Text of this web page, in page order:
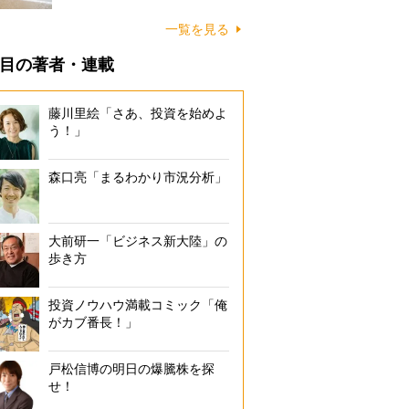
一覧を見る
の著者・連載
藤川里絵「さあ、投資を始めよ
う！」
森口亮「まるわかり市況分析」
大前研一「ビジネス新大陸」の
歩き方
投資ノウハウ満載コミック「俺
がカブ番長！」
戸松信博の明日の爆騰株を探
せ！